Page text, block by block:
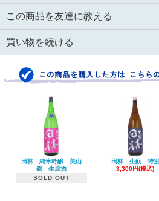
この商品を友達に教える
買い物を続ける
田林 純米吟醸 美山
錦 生原酒
SOLD OUT
田林 生酛 特別
3,300円(税込)